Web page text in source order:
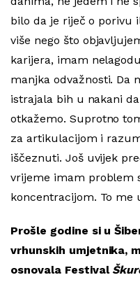
bilo da je riječ o porivu
više nego što
karijera, imam
manjka odvažnosti. Da
istrajala bih u nakani
otkažemo. Suprotno
za artikulacijom i
iščeznuti. Još uvijek
vrijeme imam problem
koncentracijom. To me
Prošle godine si u
vrhunskih umjetnika,
osnovala Festival